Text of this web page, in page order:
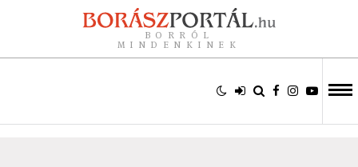
BORRÓL
MINDENKINEK